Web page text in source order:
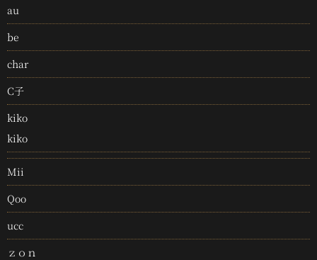
au
be
char
C子
kiko
kiko
Mii
Qoo
ucc
ｚｏｎ